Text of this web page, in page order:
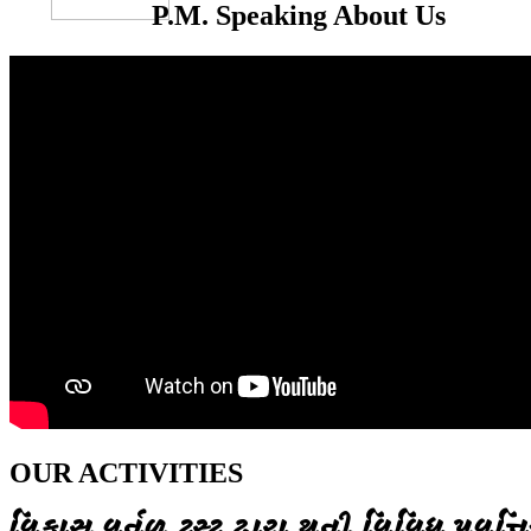
P.M. Speaking About Us
OUR ACTIVITIES